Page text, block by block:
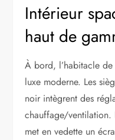
Intérieur
haut de
À bord, l’habitacle
luxe moderne. Les
noir intègrent des
chauffage/
met en vedette un